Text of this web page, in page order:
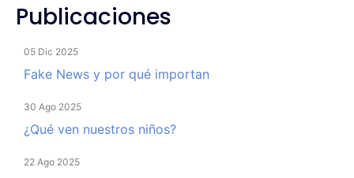
Publicaciones
05 Dic 2025
Fake News y por qué importan
30 Ago 2025
¿Qué ven nuestros niños?
22 Ago 2025